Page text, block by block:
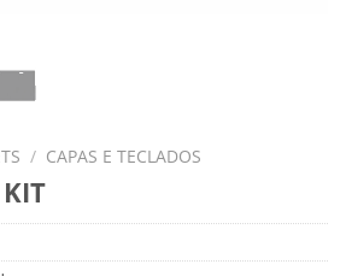
/ CAPAS E TECLADOS